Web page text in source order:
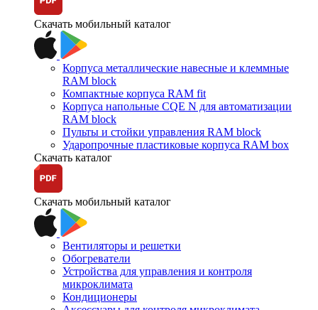
Скачать мобильный каталог
Корпуса металлические навесные и клеммные
RAM block
Компактные корпуса RAM fit
Корпуса напольные CQE N для автоматизации
RAM block
Пульты и стойки управления RAM block
Ударопрочные пластиковые корпуса RAM box
Скачать каталог
Скачать мобильный каталог
Вентиляторы и решетки
Обогреватели
Устройства для управления и контроля
микроклимата
Кондиционеры